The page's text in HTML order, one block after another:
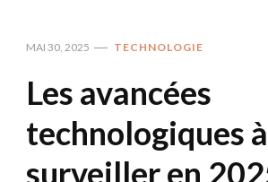
MAI 30, 2025 TECHNOLOGIE
Les avancées
technologiques à
surveiller en